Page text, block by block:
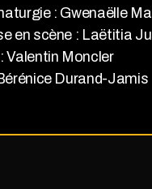
: Gwenaëlle
en scène : Laëtitia
Valentin Moncler
Durand-Jamis